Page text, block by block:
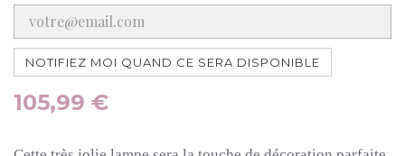
NOTIFIEZ MOI QUAND CE SERA DISPONIBLE
105,99 €